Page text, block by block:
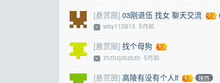
[悬赏圈] 03刚退伍 找女 聊天交流
⭐ wby112813 5月前
[悬赏圈] 找个母狗
⭐ zhzbzjzbzbzb 5月前
[悬赏圈] 高陵有没有个人lf 陕西